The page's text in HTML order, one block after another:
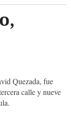
Quezada, fue
calle y nueve